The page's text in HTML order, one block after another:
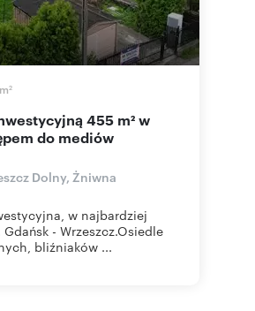
2
do mediów
Dolny, Żniwna
w najbardziej
- Wrzeszcz.Osiedle
bliźniaków ...